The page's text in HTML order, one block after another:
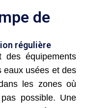
de
régulière
des équipements
eaux usées et des
les zones où
pas possible. Une